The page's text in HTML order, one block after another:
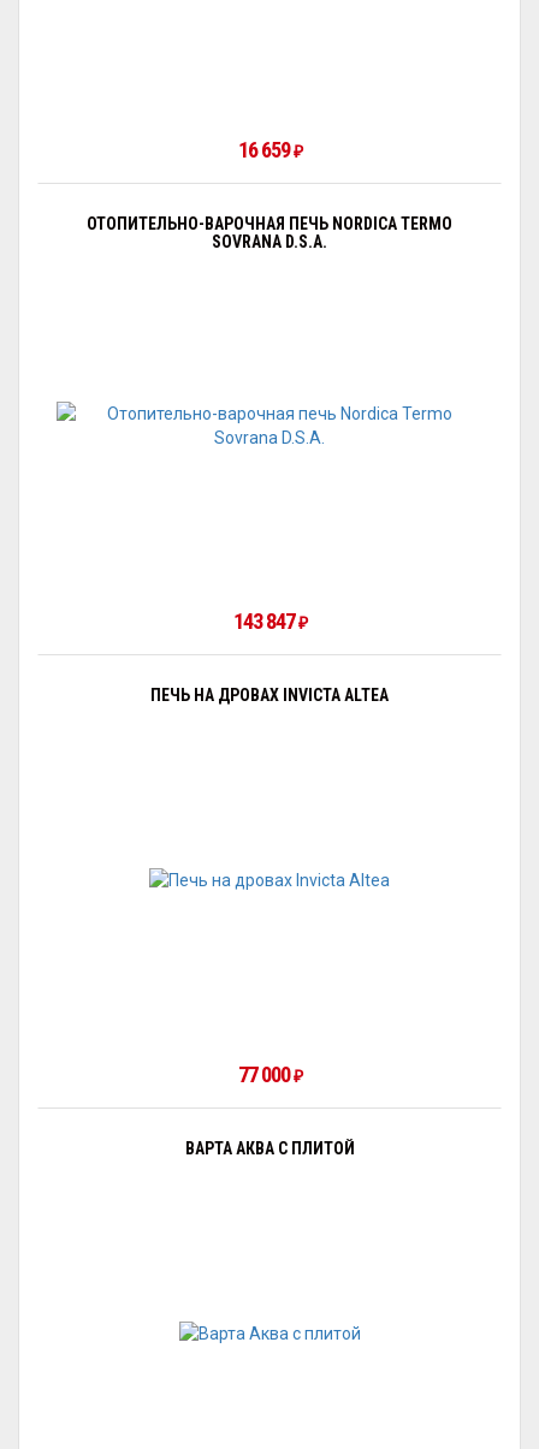
16 659 ₽
ОТОПИТЕЛЬНО-ВАРОЧНАЯ ПЕЧЬ NORDICA TERMO
SOVRANA D.S.A.
143 847 ₽
ПЕЧЬ НА ДРОВАХ INVICTA ALTEA
77 000 ₽
ВАРТА АКВА С ПЛИТОЙ